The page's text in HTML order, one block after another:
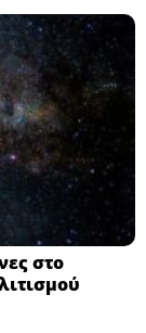
στο